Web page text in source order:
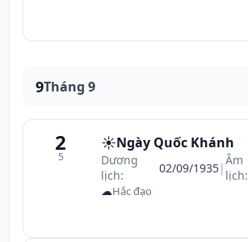
9Tháng 9
2
5
☀️Ngày Quốc Khánh
Dương
lịch:
02/09/1935|Âm
lịch:
☁Hắc đạo